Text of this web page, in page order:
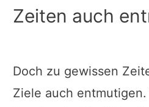
Zeiten auch
Doch zu gewissen
Ziele auch